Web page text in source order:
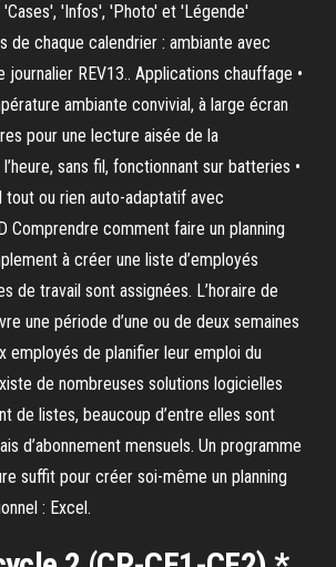
'Infos', 'Photo' et 'Légende'
de chaque calendrier : ambiante avec
journalier REV13.. Applications chauffage •
ambiante convivial, à large écran
pour une lecture aisée de la
sans fil, fonctionnant sur batteries •
tout ou rien auto-adaptatif avec
Comprendre comment faire un planning
à créer une liste d’employés
de travail sont assignées. L’horaire de
une période d’une ou de deux semaines
employés de planifier leur emploi du
de nombreuses solutions logicielles
de listes, beaucoup d’entre elles sont
d’abonnement mensuels. Un programme
suffit pour créer soi-même un planning
: Excel.